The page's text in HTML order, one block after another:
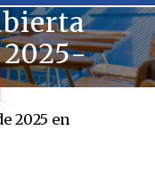
2025-
2025 en